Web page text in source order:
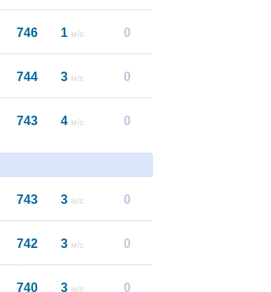
746 1 м/с 0
744 3 м/с 0
743 4 м/с 0
743 3 м/с 0
742 3 м/с 0
740 3 м/с 0